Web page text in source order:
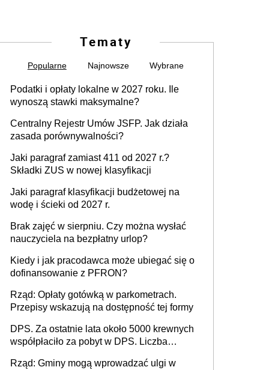
Tematy
Popularne Najnowsze Wybrane
Podatki i opłaty lokalne w 2027 roku. Ile
wynoszą stawki maksymalne?
Centralny Rejestr Umów JSFP. Jak działa
zasada porównywalności?
Jaki paragraf zamiast 411 od 2027 r.?
Składki ZUS w nowej klasyfikacji
Jaki paragraf klasyfikacji budżetowej na
wodę i ścieki od 2027 r.
Brak zajęć w sierpniu. Czy można wysłać
nauczyciela na bezpłatny urlop?
Kiedy i jak pracodawca może ubiegać się o
dofinansowanie z PFRON?
Rząd: Opłaty gotówką w parkometrach.
Przepisy wskazują na dostępność tej formy
DPS. Za ostatnie lata około 5000 krewnych
współpłaciło za pobyt w DPS. Liczba
Rząd: Gminy mogą wprowadzać ulgi w